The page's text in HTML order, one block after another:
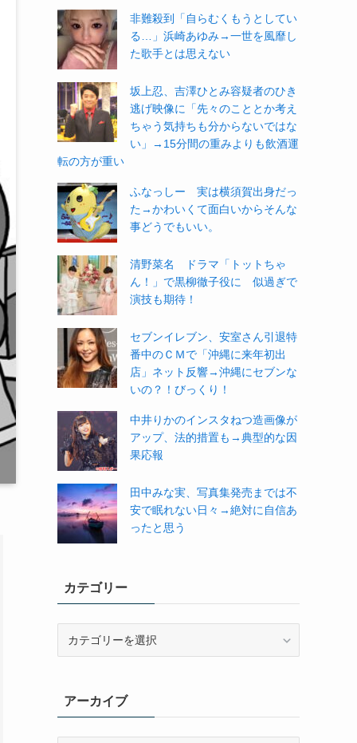
非難殺到「自らむくもうとしてい
る…」浜崎あゆみ→一世を風靡し
た歌手とは思えない
坂上忍、吉澤ひとみ容疑者のひき
逃げ映像に「先々のこととか考え
ちゃう気持ちも分からないではな
い」→15分間の重みよりも飲酒運
転の方が重い
ふなっしー 実は横須賀出身だっ
た→かわいくて面白いからそんな
事どうでもいい。
清野菜名 ドラマ「トットちゃ
ん！」で黒柳徹子役に 似過ぎで
演技も期待！
セブンイレブン、安室さん引退特
番中のＣＭで「沖縄に来年初出
店」ネット反響→沖縄にセブンな
いの？！びっくり！
中井りかのインスタねつ造画像が
アップ、法的措置も→典型的な因
果応報
田中みな実、写真集発売までは不
安で眠れない日々→絶対に自信あ
ったと思う
カテゴリー
ーアーカイブ